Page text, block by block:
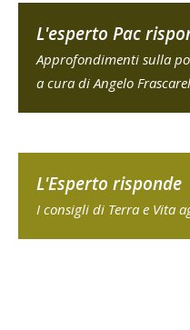
L'esperto Pac
Approfondimenti sulla
a cura di Angelo
L'Esperto risponde
I consigli di Terra e Vita